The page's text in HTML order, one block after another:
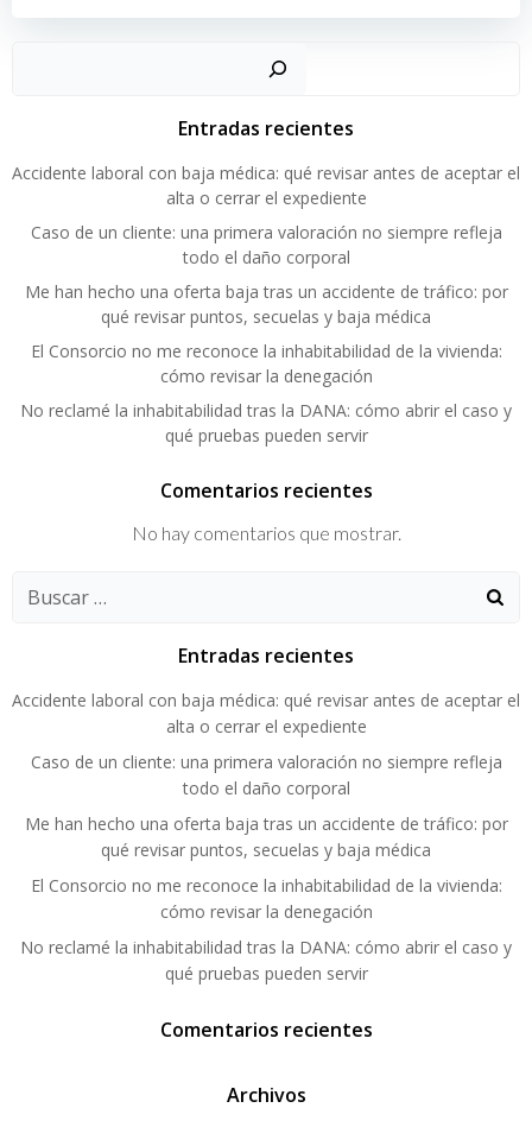
Buscar
Entradas recientes
Accidente laboral con baja médica: qué revisar antes de aceptar el
alta o cerrar el expediente
Caso de un cliente: una primera valoración no siempre refleja
todo el daño corporal
Me han hecho una oferta baja tras un accidente de tráfico: por
qué revisar puntos, secuelas y baja médica
El Consorcio no me reconoce la inhabitabilidad de la vivienda:
cómo revisar la denegación
No reclamé la inhabitabilidad tras la DANA: cómo abrir el caso y
qué pruebas pueden servir
Comentarios recientes
No hay comentarios que mostrar.
Buscar:
Entradas recientes
Accidente laboral con baja médica: qué revisar antes de aceptar el
alta o cerrar el expediente
Caso de un cliente: una primera valoración no siempre refleja
todo el daño corporal
Me han hecho una oferta baja tras un accidente de tráfico: por
qué revisar puntos, secuelas y baja médica
El Consorcio no me reconoce la inhabitabilidad de la vivienda:
cómo revisar la denegación
No reclamé la inhabitabilidad tras la DANA: cómo abrir el caso y
qué pruebas pueden servir
Comentarios recientes
Archivos